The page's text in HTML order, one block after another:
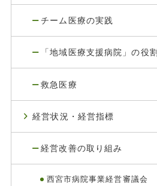
チーム医療の実践
「地域医療支援病院」の役割
救急医療
経営状況・経営指標
経営改善の取り組み
西宮市病院事業経営審議会